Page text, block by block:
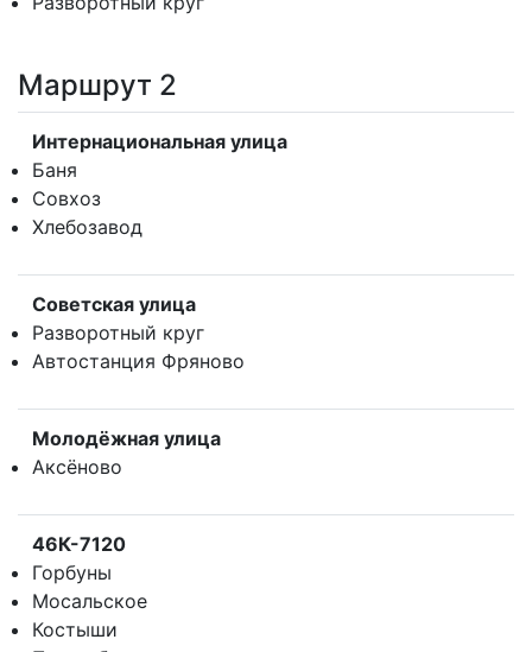
Маршрут 2
Интернациональная улица
Баня
Совхоз
Хлебозавод
Советская улица
Разворотный круг
Автостанция Фряново
Молодёжная улица
Аксёново
46К-7120
Горбуны
Мосальское
Костыши